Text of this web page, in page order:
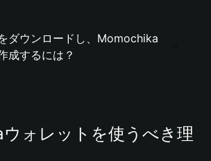
ダウンロードし、Momochika
成するには？
ォレットを使うべき理